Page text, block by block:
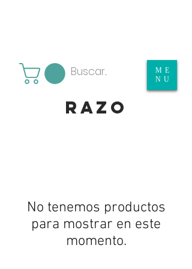
ME
NU
razo
No tenemos productos
para mostrar en este
momento.